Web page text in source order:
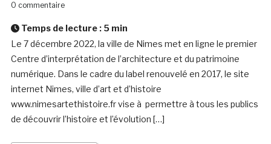
0 commentaire
Temps de lecture : 5 min
Le 7 décembre 2022, la ville de Nimes met en ligne le premier
Centre d’interprétation de l’architecture et du patrimoine
numérique. Dans le cadre du label renouvelé en 2017, le site
internet Nimes, ville d’art et d’histoire
www.nimesartethistoire.fr vise à permettre à tous les publics
de découvrir l’histoire et l’évolution […]